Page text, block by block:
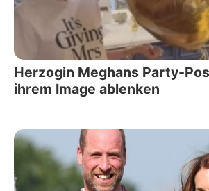
Herzogin Meghans Party-
ihrem Image ablenken